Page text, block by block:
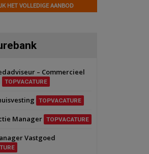
2026
Voormalig
Zwanenburg
Transformatieobject
2026
HET VOLLEDIGE AANBOD
– Commercieel
TOPVACATURE
TOPVACATURE
Manager TOPVACATURE
Vastgoed